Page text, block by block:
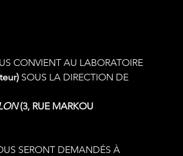
CONVIENT AU LABORATOIRE
SOUS LA DIRECTION DE
(3, RUE MARKOU
SERONT DEMANDÉS À